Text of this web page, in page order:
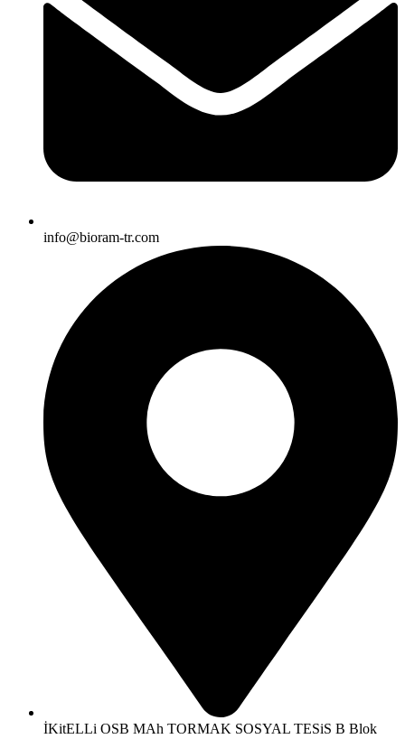
info@bioram-tr.com
İKitELLi OSB MAh TORMAK SOSYAL TESiS B Blok